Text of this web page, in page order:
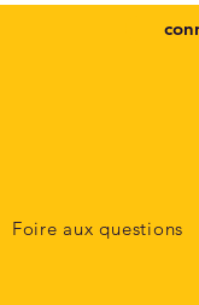
Foire aux questions